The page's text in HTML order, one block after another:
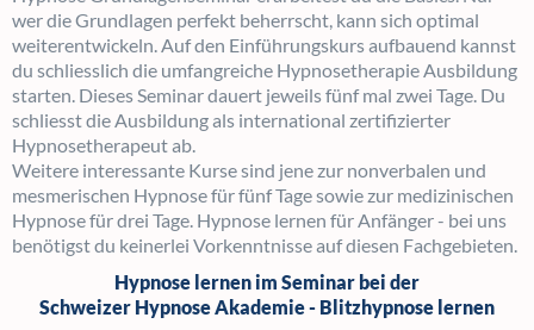
wer die Grundlagen perfekt beherrscht, kann sich optimal
weiterentwickeln. Auf den Einführungskurs aufbauend kannst
du schliesslich die umfangreiche Hypnosetherapie Ausbildung
starten. Dieses Seminar dauert jeweils fünf mal zwei Tage. Du
schliesst die Ausbildung als international zertifizierter
Hypnosetherapeut ab.
Weitere interessante Kurse sind jene zur nonverbalen und
mesmerischen Hypnose für fünf Tage sowie zur medizinischen
Hypnose für drei Tage. Hypnose lernen für Anfänger - bei uns
benötigst du keinerlei Vorkenntnisse auf diesen Fachgebieten.
Hypnose lernen im Seminar bei der
Schweizer Hypnose Akademie - Blitzhypnose lernen